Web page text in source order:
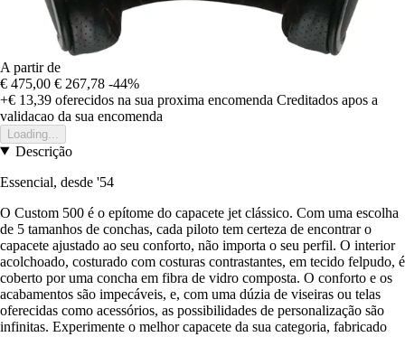
A partir de
€ 475,00 € 267,78 -44%
+€ 13,39 oferecidos na sua proxima encomenda Creditados apos a
validacao da sua encomenda
Loading...
Descrição
Essencial, desde '54
O Custom 500 é o epítome do capacete jet clássico. Com uma escolha
de 5 tamanhos de conchas, cada piloto tem certeza de encontrar o
capacete ajustado ao seu conforto, não importa o seu perfil. O interior
acolchoado, costurado com costuras contrastantes, em tecido felpudo, é
coberto por uma concha em fibra de vidro composta. O conforto e os
acabamentos são impecáveis, e, com uma dúzia de viseiras ou telas
oferecidas como acessórios, as possibilidades de personalização são
infinitas. Experimente o melhor capacete da sua categoria, fabricado